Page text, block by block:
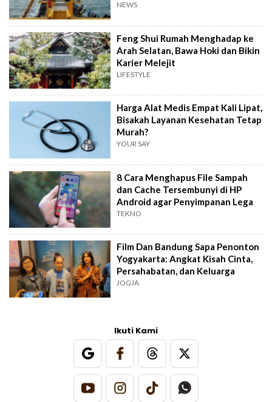
NEWS
Feng Shui Rumah Menghadap ke
Arah Selatan, Bawa Hoki dan Bikin
Karier Melejit
LIFESTYLE
Harga Alat Medis Empat Kali Lipat,
Bisakah Layanan Kesehatan Tetap
Murah?
YOUR SAY
8 Cara Menghapus File Sampah
dan Cache Tersembunyi di HP
Android agar Penyimpanan Lega
TEKNO
Film Dan Bandung Sapa Penonton
Yogyakarta: Angkat Kisah Cinta,
Persahabatan, dan Keluarga
JOGJA
Ikuti Kami